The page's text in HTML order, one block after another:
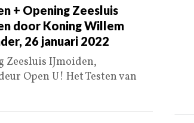
+ Opening Zeesluis
door Koning Willem
26 januari 2022
Zeesluis IJmoiden,
Open U! Het Testen van